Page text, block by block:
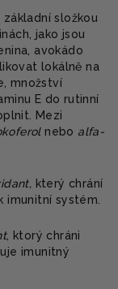
základní složkou
jako jsou
avokádo
lokálně na
množství
E do rutinní
Mezi
nebo alfa-
který chrání
imunitní systém.
, ktorý chráni
imunitný